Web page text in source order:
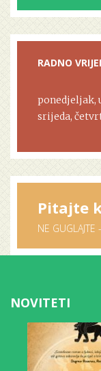
RADNO
ponedjeljak,
srijeda,
Pitajte
NE GUGLAJTE
NOVITETI